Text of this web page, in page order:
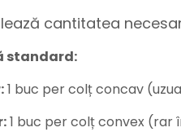
cantitatea
standard:
1 buc per colț concav
1 buc per colț convex